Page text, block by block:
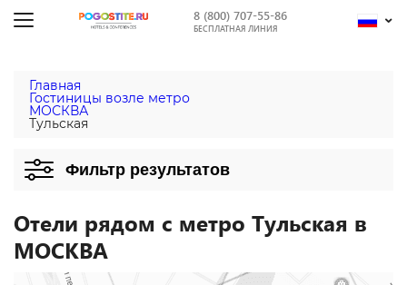
8 (800) 707-55-86
БЕСПЛАТНАЯ ЛИНИЯ
Главная
Гостиницы возле метро
МОСКВА
Тульская
Фильтр результатов
Отели рядом с метро Тульская в
МОСКВА